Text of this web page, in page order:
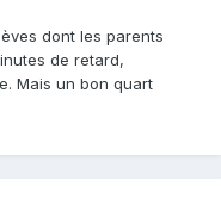
dont les parents
de retard,
Mais un bon quart